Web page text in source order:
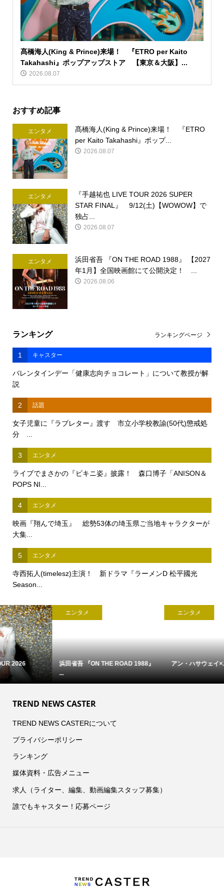
髙橋海人(King & Prince)来場！ 『ETRO per Kaito
Takahashi』ポップアップストア 【東京＆大阪】...
2026.08.07
おすすめ記事
エンタメ
髙橋海人(King & Prince)来場！ 『ETRO
per Kaito Takahashi』ポップ...
2026.08.07
エンタメ
『手越祐也 LIVE TOUR 2026 SUPER
STAR FINAL』 9/12(土)【WOWOW】で
独占...
2026.08.07
エンタメ
浜田省吾 『ON THE ROAD 1988』 【2027
年1月】全国映画館にて公開決定！ ...
2026.08.06
ランキング
1 キャスター
バレンタインデー「健康志向チョコレート」について教授が解
説
2 話題
女子児童に『ラブレター』渡す 市立小学校教諭(50代)懲戒処
分 ...
3 エンタメ
ライブでまさかの『ビキニ姿』披露！ 森口博子「ANISON＆
POPS NI...
4 エンタメ
映画『翔んで埼玉』 総勢53体の埼玉県ご当地キャラクターが
大集...
5 エンタメ
寺西拓人(timelesz)主演！ 新ドラマ『ラーメンD 松平國光
Season...
ランキングページ
エンタメ
浜田省吾 『ON THE ROAD 1988』
...
アン・ハサウェイ×ユアン・マクレ...
TREND NEWS CASTER
TREND NEWS CASTERについて
プライバシーポリシー
ランキング
媒体資料・広告メニュー
求人（ライター、編集、動画編集スタッフ募集）
誰でもキャスター！応募ページ